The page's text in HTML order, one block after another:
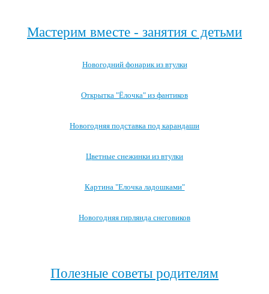
Мастерим вместе - занятия с детьми
Новогодний фонарик из втулки
Открытка "Ёлочка" из фантиков
Новогодняя подставка под карандаши
Цветные снежинки из втулки
Картина "Елочка ладошками"
Новогодняя гирлянда снеговиков
Полезные советы родителям